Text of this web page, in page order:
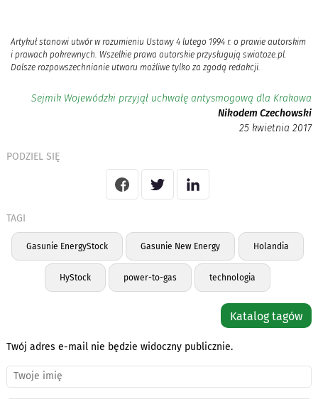
Artykuł stanowi utwór w rozumieniu Ustawy 4 lutego 1994 r. o prawie autorskim
i prawach pokrewnych. Wszelkie prawa autorskie przysługują swiatoze.pl.
Dalsze rozpowszechnianie utworu możliwe tylko za zgodą redakcji.
Sejmik Wojewódzki przyjął uchwałę antysmogową dla Krakowa
Nikodem Czechowski
25 kwietnia 2017
PODZIEL SIĘ
TAGI
Gasunie EnergyStock Gasunie New Energy Holandia
HyStock power-to-gas technologia
Katalog tagów
Twój adres e-mail nie będzie widoczny publicznie.